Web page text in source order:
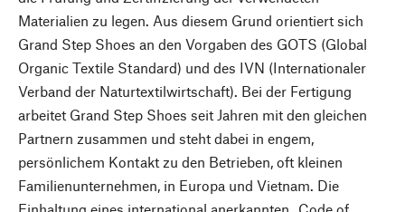
Materialien zu legen. Aus diesem Grund orientiert sich
Grand Step Shoes an den Vorgaben des GOTS (Global
Organic Textile Standard) und des IVN (Internationaler
Verband der Naturtextilwirtschaft). Bei der Fertigung
arbeitet Grand Step Shoes seit Jahren mit den gleichen
Partnern zusammen und steht dabei in engem,
persönlichem Kontakt zu den Betrieben, oft kleinen
Familienunternehmen, in Europa und Vietnam. Die